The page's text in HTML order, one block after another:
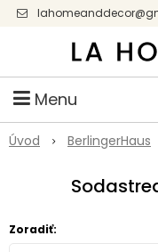
Menu
Úvod BerlingerHaus
Zoradiť: